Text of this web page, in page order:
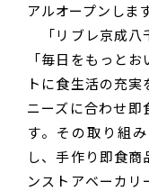
アルオープンします
「リブレ京成八
「毎日をもっと
トに食生活の充
ニーズに合わせ即
す。その取り組
し、手作り即食
ンストアベーカ